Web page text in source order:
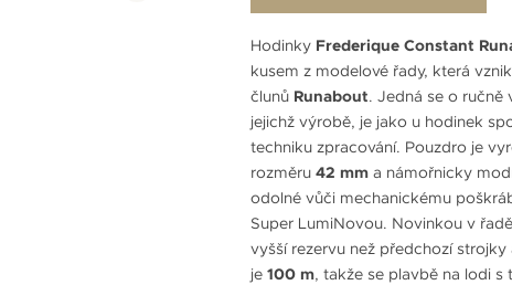
Hodinky Frederique Constant
kusem z modelové řady, která
člunů Runabout. Jedná se o ručně
jejichž výrobě, je jako u hodinek
techniku zpracování. Pouzdro je
rozměru 42 mm a námořnicky
odolné vůči mechanickému
Super LumiNovou. Novinkou v
vyšší rezervu než předchozí strojky
je 100 m, takže se plavbě na lodi